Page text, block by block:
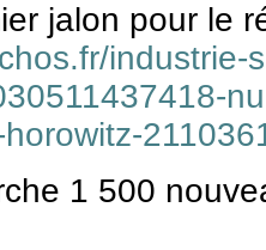
jalon pour le
industrie-
1 500